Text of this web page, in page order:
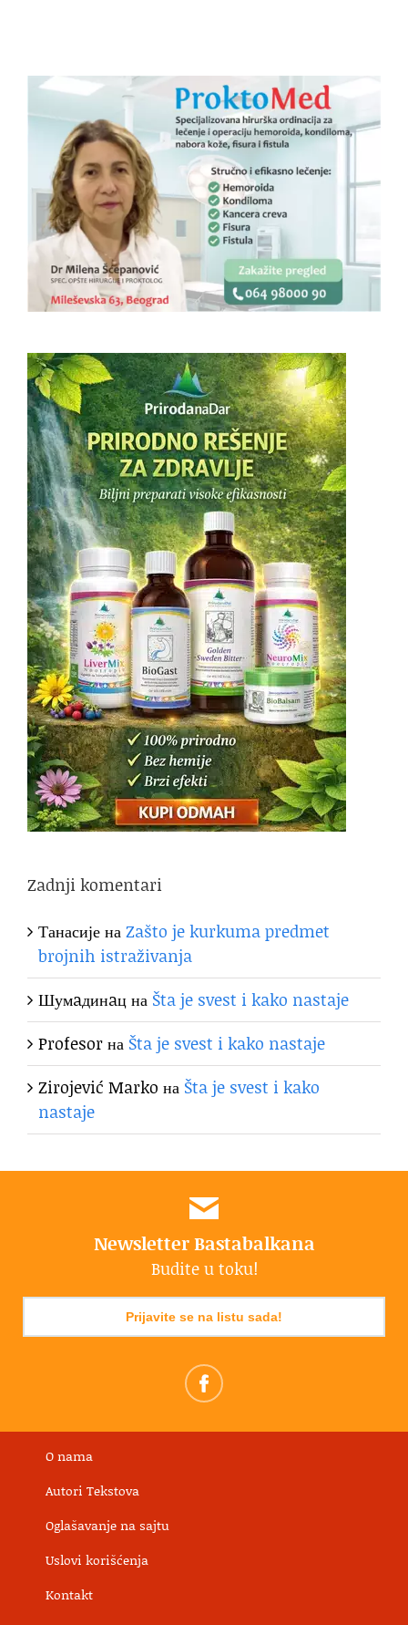
Zadnji komentari
ТанасијенаZašto je kurkuma predmet
brojnih istraživanja
Шумaдинaцна Šta je svest i kako nastaje
Profesorна Šta je svest i kako nastaje
Zirojević Marko на Šta je svest i kako
nastaje
Newsletter Bastabalkana
Budite u toku!
Prijavite se na listu sada!
O nama
Autori Tekstova
Oglašavanje na sajtu
Uslovi korišćenja
Kontakt